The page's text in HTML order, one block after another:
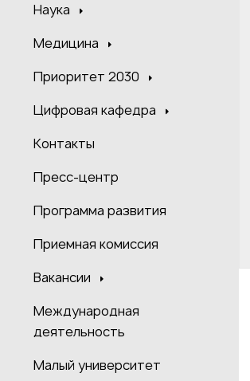
Наука
Медицина
Приоритет 2030
Цифровая кафедра
Контакты
Пресс-центр
Программа развития
Приемная комиссия
Вакансии
Международная
деятельность
Малый университет